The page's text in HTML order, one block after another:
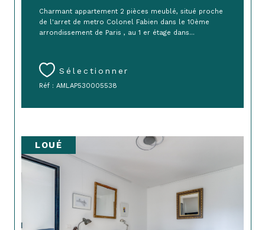
Charmant appartement 2 pièces meublé, situé proche
de l'arret de metro Colonel Fabien dans le 10ème
arrondissement de Paris , au 1 er étage dans...
Sélectionner
Réf : AMLAP530005538
LOUÉ